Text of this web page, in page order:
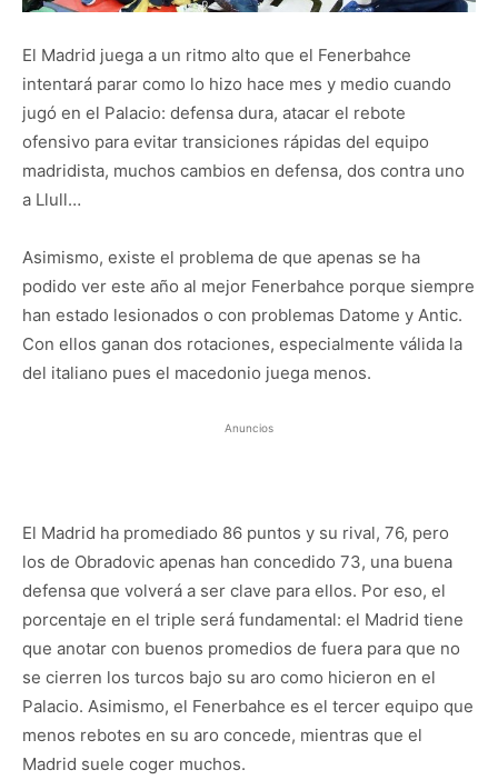
El Madrid juega a un ritmo alto que el Fenerbahce
intentará parar como lo hizo hace mes y medio cuando
jugó en el Palacio: defensa dura, atacar el rebote
ofensivo para evitar transiciones rápidas del equipo
madridista, muchos cambios en defensa, dos contra uno
a Llull…
Asimismo, existe el problema de que apenas se ha
podido ver este año al mejor Fenerbahce porque siempre
han estado lesionados o con problemas Datome y Antic.
Con ellos ganan dos rotaciones, especialmente válida la
del italiano pues el macedonio juega menos.
Anuncios
El Madrid ha promediado 86 puntos y su rival, 76, pero
los de Obradovic apenas han concedido 73, una buena
defensa que volverá a ser clave para ellos. Por eso, el
porcentaje en el triple será fundamental: el Madrid tiene
que anotar con buenos promedios de fuera para que no
se cierren los turcos bajo su aro como hicieron en el
Palacio. Asimismo, el Fenerbahce es el tercer equipo que
menos rebotes en su aro concede, mientras que el
Madrid suele coger muchos.